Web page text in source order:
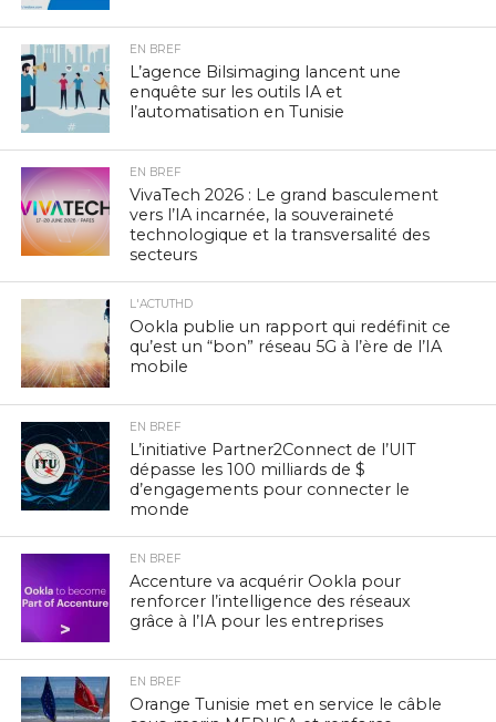
EN BREF
L’agence Bilsimaging lancent une
enquête sur les outils IA et
l’automatisation en Tunisie
EN BREF
VivaTech 2026 : Le grand basculement
vers l’IA incarnée, la souveraineté
technologique et la transversalité des
secteurs
L'ACTUTHD
Ookla publie un rapport qui redéfinit ce
qu’est un “bon” réseau 5G à l’ère de l’IA
mobile
EN BREF
L’initiative Partner2Connect de l’UIT
dépasse les 100 milliards de $
d’engagements pour connecter le
monde
EN BREF
Accenture va acquérir Ookla pour
renforcer l’intelligence des réseaux
grâce à l’IA pour les entreprises
EN BREF
Orange Tunisie met en service le câble